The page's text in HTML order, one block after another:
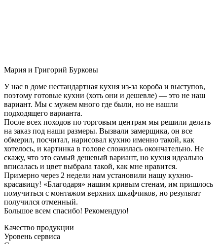
Мария и Григорий Бурковы
У нас в доме нестандартная кухня из-за короба и выступов,
поэтому готовые кухни (хоть они и дешевле) — это не наш
вариант. Мы с мужем много где были, но не нашли
подходящего варианта.
После всех походов по торговым центрам мы решили делать
на заказ под наши размеры. Вызвали замерщика, он все
обмерил, посчитал, нарисовал кухню именно такой, как
хотелось, и картинка в голове сложилась окончательно. Не
скажу, что это самый дешевый вариант, но кухня идеально
вписалась и цвет выбрала такой, как мне нравится.
Примерно через 2 недели нам установили нашу кухню-
красавицу! «Благодаря» нашим кривым стенам, им пришлось
помучиться с монтажом верхних шкафчиков, но результат
получился отменный.
Большое всем спасибо! Рекомендую!
Качество продукции
Уровень сервиса